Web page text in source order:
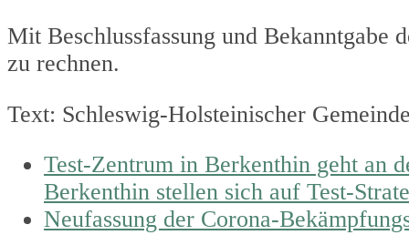
Mit Beschlussfassung und Bekanntgabe
zu rechnen.
Text: Schleswig-Holsteinischer
previous
post:
Test-Zentrum in Berkenthin geht an
Berkenthin stellen sich auf Test-
next
Neufassung der Corona-